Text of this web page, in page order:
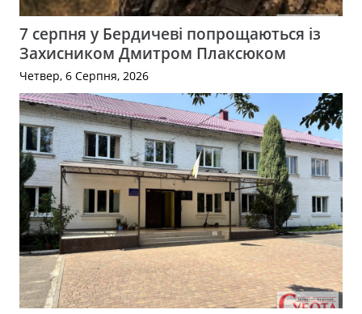
7 серпня у Бердичеві попрощаються із
Захисником Дмитром Плаксюком
Четвер, 6 Серпня, 2026